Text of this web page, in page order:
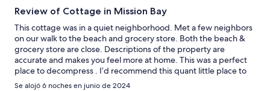
Review of Cottage in Mission Bay
This cottage was in a quiet neighborhood. Met a few neighbors
on our walk to the beach and grocery store. Both the beach &
grocery store are close. Descriptions of the property are
accurate and makes you feel more at home. This was a perfect
place to decompress . I’d recommend this quant little place to
anyone wishing to tř
Se alojó 6 noches en junio de 2024